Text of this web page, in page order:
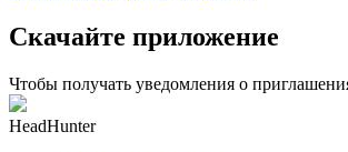
Скачайте приложение
Чтобы получать уведомления о
HeadHunter